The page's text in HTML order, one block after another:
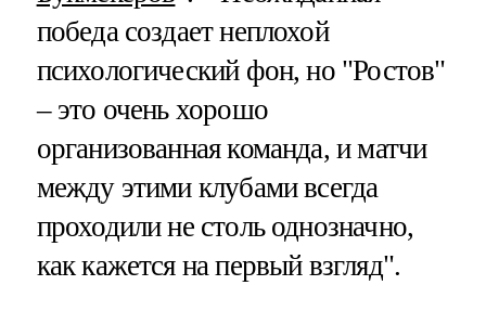
победа создает неплохой
психологический фон, но "Ростов"
– это очень хорошо
организованная команда, и матчи
между этими клубами всегда
проходили не столь однозначно,
как кажется на первый взгляд".